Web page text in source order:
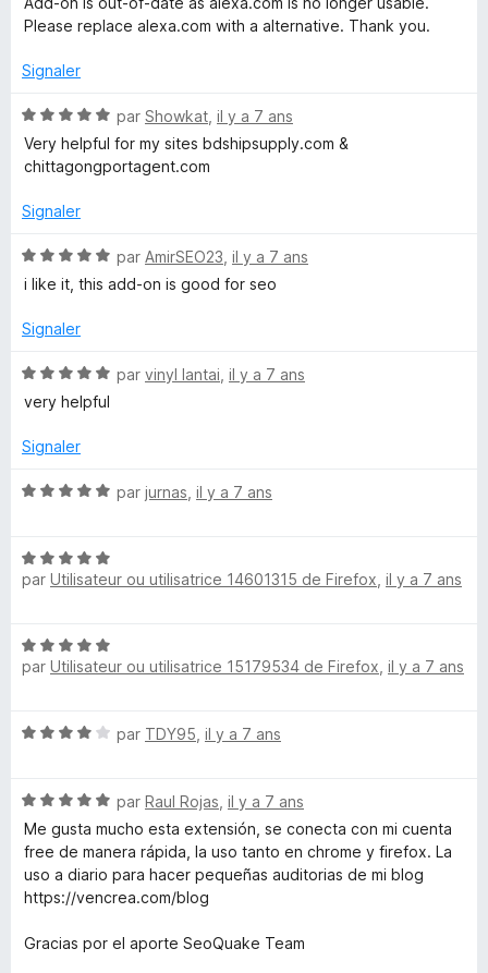
s
r
t
2
u
r
Please replace alexa.com with a alternative. Thank you.
Signaler
N
o
t
5
u
r
par Showkat il y a 7 ans
Very helpful for my sites bdshipsupply.com &
chittagongportagent.com
Signaler
N
o
é
s
5
par AmirSEO23 il y a 7 ans
i like it, this add-on is good for seo
Signaler
N
o
é
s
5
par vinyl lantai il y a 7 ans
very helpful
Signaler
N
é
5
r
5
par jurnas il y a 7 ans
N
o
5
s
5
par Utilisateur ou utilisatrice 14601315 de Firefox il y a 7 ans
N
o
5
r
5
par Utilisateur ou utilisatrice 15179534 de Firefox il y a 7 ans
N
é
4
s
u
r
par TDY95 il y a 7 ans
N
o
t
é
5
u
par Raul Rojas il y a 7 ans
Me gusta mucho esta extensión, se conecta con mi cuenta
free de manera rápida, la uso tanto en chrome y firefox. La
uso a diario para hacer pequeñas auditorias de mi blog
https://vencrea.com/blog
Gracias por el aporte SeoQuake Team